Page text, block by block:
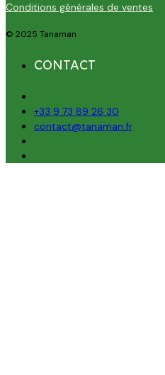
Conditions générales de ventes
© 2025 Tanaman
CONTACT
+33 9 73 89 26 30
contact@tanaman.fr